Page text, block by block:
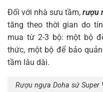
Đối với nhà sưu tầm, rượu
tăng theo thời gian do
mua từ 2-3 bộ: một bộ
thức, một bộ để bảo
tầm lâu dài.
Rượu ngựa Doha sứ Super